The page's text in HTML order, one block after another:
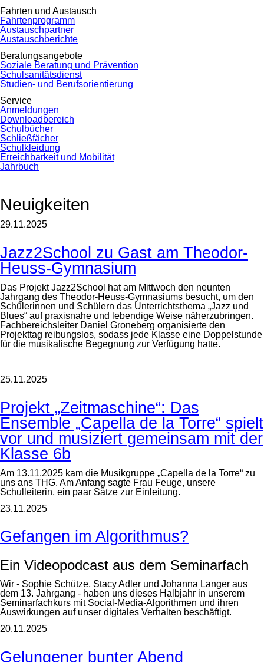
Fahrten und Austausch
Fahrtenprogramm
Austauschpartner
Austauschberichte
Beratungsangebote
Soziale Beratung und Prävention
Schulsanitätsdienst
Studien- und Berufsorientierung
Service
Anmeldungen
Downloadbereich
Schulbücher
Schließfächer
Schulkleidung
Erreichbarkeit und Mobilität
Jahrbuch
Neuigkeiten
29.11.2025
Jazz2School zu Gast am Theodor-
Heuss-Gymnasium
Das Projekt Jazz2School hat am Mittwoch den neunten
Jahrgang des Theodor-Heuss-Gymnasiums besucht, um den
Schülerinnen und Schülern das Unterrichtsthema „Jazz und
Blues“ auf praxisnahe und lebendige Weise näherzubringen.
Fachbereichsleiter Daniel Groneberg organisierte den
Projekttag reibungslos, sodass jede Klasse eine Doppelstunde
für die musikalische Begegnung zur Verfügung hatte.
25.11.2025
Projekt „Zeitmaschine“: Das
Ensemble „Capella de la Torre“ spielt
vor und musiziert gemeinsam mit der
Klasse 6b
Am 13.11.2025 kam die Musikgruppe „Capella de la Torre“ zu
uns ans THG. Am Anfang sagte Frau Feuge, unsere
Schulleiterin, ein paar Sätze zur Einleitung.
23.11.2025
Gefangen im Algorithmus?
Ein Videopodcast aus dem Seminarfach
Wir - Sophie Schütze, Stacy Adler und Johanna Langer aus
dem 13. Jahrgang - haben uns dieses Halbjahr in unserem
Seminarfachkurs mit Social-Media-Algorithmen und ihren
Auswirkungen auf unser digitales Verhalten beschäftigt.
20.11.2025
Gelungener bunter Abend